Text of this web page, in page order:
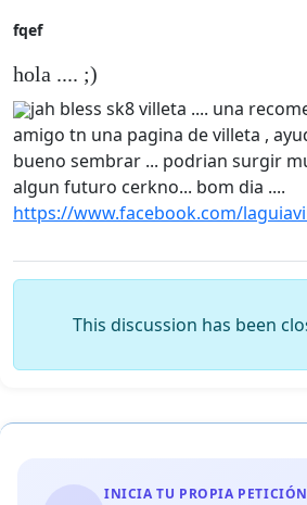
fqef
hola .... ;)
jah bless sk8 villeta .... una
amigo tn una pagina de villeta ,
bueno sembrar ... podrian surgir
algun futuro cerkno... bom dia ....
https://www.facebook.com/
This discussion has been
INICIA TU PROPIA PETICIÓN